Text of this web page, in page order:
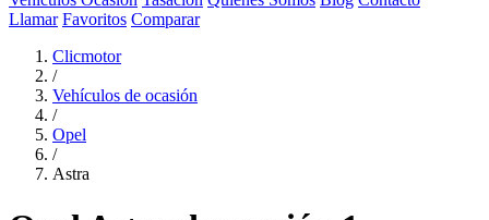
Llamar Favoritos Comparar
Clicmotor
/
Vehículos de ocasión
/
Opel
/
Astra